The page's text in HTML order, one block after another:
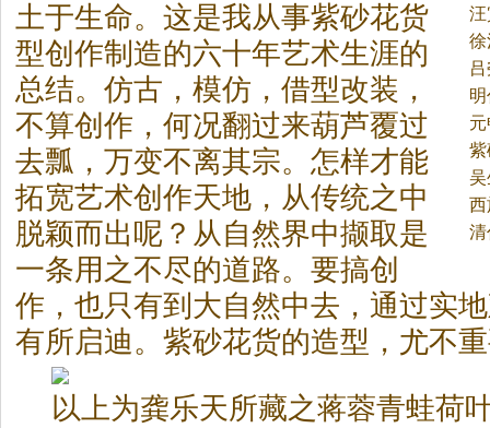
土于生命。 这是我从事紫砂花货
型创作制造的六十年艺术生涯的
总结。仿古，模仿，借型改装，
不算创作，何况翻过来葫芦覆过
去瓢，万变不离其宗。怎样才能
拓宽艺术创作天地，从传统之中
脱颖而出呢？从自然界中撷取是
一条用之不尽的道路。要搞创
作，也只有到大自然中去，通过实
有所启迪。紫砂花货的造型，尤不
以上为龚乐天所藏之蒋蓉青蛙荷